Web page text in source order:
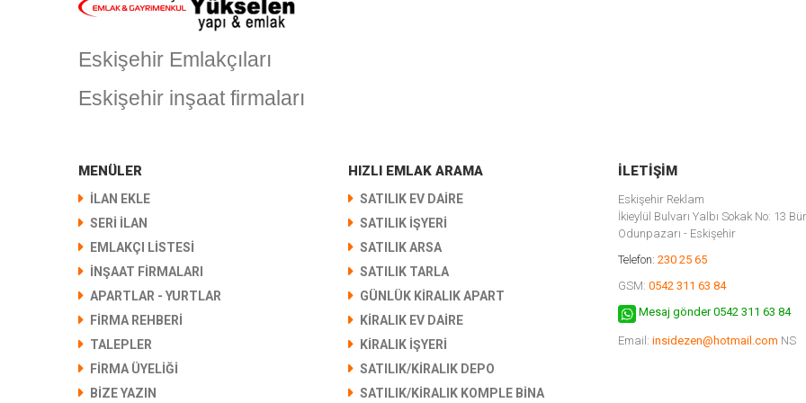
Eskişehir Emlakçıları
Eskişehir inşaat firmaları
MENÜLER
İLAN EKLE
SERİ İLAN
EMLAKÇI LİSTESİ
İNŞAAT FİRMALARI
APARTLAR - YURTLAR
FIRMA REHBERI
TALEPLER
FIRMA ÜYELIĞI
BIZE YAZIN
HIZLI EMLAK ARAMA
SATILIK EV DAIRE
SATILIK İŞYERI
SATILIK ARSA
SATILIK TARLA
GÜNLÜK KIRALIK APART
KIRALIK EV DAIRE
KIRALIK İŞYERI
SATILIK/KIRALIK DEPO
SATILIK/KIRALIK KOMPLE BİNA
İLETIŞIM
Eskişehir Reklam
İkieylül Bulvarı Yalbı Sokak No: 13
Odunpazarı - Eskişehir
Telefon: 230 25 65
GSM: 0542 311 63 84
Mesaj gönder 0542 311 63 84
Email: insidezen@hotmail.com NS